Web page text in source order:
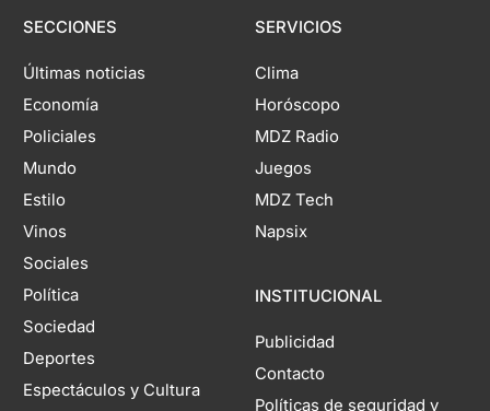
SECCIONES
Últimas noticias
Economía
Policiales
Mundo
Estilo
Vinos
Sociales
Política
Sociedad
Deportes
Espectáculos y Cultura
SERVICIOS
Clima
Horóscopo
MDZ Radio
Juegos
MDZ Tech
Napsix
INSTITUCIONAL
Publicidad
Contacto
Políticas de seguridad y